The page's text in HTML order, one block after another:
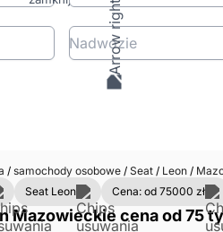
Nadwozie
/samochody osobowe /Seat /Leon /
Seat Leon Cena: od 75000 zł
Mazowieckie cena od 75